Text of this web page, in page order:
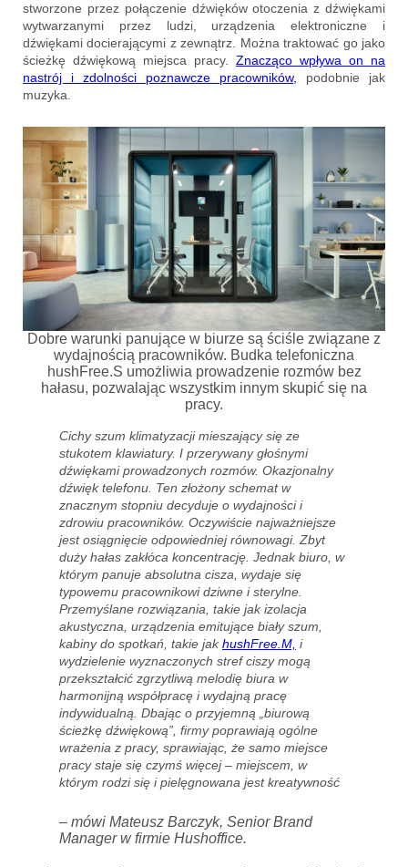
stworzone przez połączenie dźwięków otoczenia z dźwiękami
wytwarzanymi przez ludzi, urządzenia elektroniczne i
dźwiękami docierającymi z zewnątrz. Można traktować go jako
ścieżkę dźwiękową miejsca pracy. Znacząco wpływa on na
nastrój i zdolności poznawcze pracowników, podobnie jak
muzyka.
Dobre warunki panujące w biurze są ściśle związane z
wydajnością pracowników. Budka telefoniczna
hushFree.S umożliwia prowadzenie rozmów bez
hałasu, pozwalając wszystkim innym skupić się na
pracy.
Cichy szum klimatyzacji mieszający się ze
stukotem klawiatury. I przerywany głośnymi
dźwiękami prowadzonych rozmów. Okazjonalny
dźwięk telefonu. Ten złożony schemat w
znacznym stopniu decyduje o wydajności i
zdrowiu pracowników. Oczywiście najważniejsze
jest osiągnięcie odpowiedniej równowagi. Zbyt
duży hałas zakłóca koncentrację. Jednak biuro, w
którym panuje absolutna cisza, wydaje się
typowemu pracownikowi dziwne i sterylne.
Przemyślane rozwiązania, takie jak izolacja
akustyczna, urządzenia emitujące biały szum,
kabiny do spotkań, takie jakhushFree.M, i
wydzielenie wyznaczonych stref ciszy mogą
przekształcić zgrzytliwą melodię biura w
harmonijną współpracę i wydajną pracę
indywidualną. Dbając o przyjemną „biurową
ścieżkę dźwiękową”, firmy poprawiają ogólne
wrażenia z pracy, sprawiając, że samo miejsce
pracy staje się czymś więcej – miejscem, w
którym rodzi się i pielęgnowana jest kreatywność
– mówi Mateusz Barczyk, Senior Brand
Manager w firmie Hushoffice.